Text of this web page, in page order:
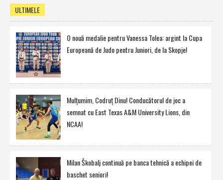
ULTIMELE
O nouă medalie pentru Vanessa Tolea: argint la Cupa
Europeană de Judo pentru Juniori, de la Skopje!
Mulţumim, Codruţ Dinu! Conducătorul de joc a
semnat cu East Texas A&M University Lions, din
NCAA!
Milan Škobalj continuă pe banca tehnică a echipei de
baschet seniori!